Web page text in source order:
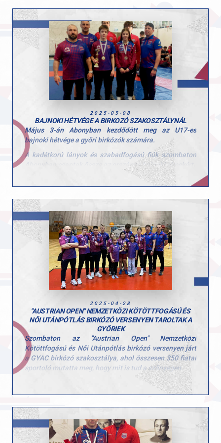
további eredményes felkészüléshez!
2025-05-08
BAJNOKI HÉTVÉGE A BIRKOZÓ SZAKOSZTÁLYNÁL
Május 3-án Abonyban kezdődött meg az U17-es
bajnoki hétvége a győri birkózók számára.
A kadétkorú lányok és szabadfogású fiúk szombaton
Abonyban csaptak össze az országos bajnoki címekért.
A Győri AC két U15-ös versenyzője, Kajdi Kornél és
Pusztai Kata remekül szerepeltek az U17-es Országos
Bajnokságon!
Kornél a szabadfogásúak 51kg- os súlycsoportjában
három győztes mérkőzéssel bajnoki címet nyert!
Kata a lányok 57kg- os mezőnyében a bronz érmet
szerezte meg!
Végh Zsombi (80kg) és Gasztonyi Andris (92kg) is
kitartóan küzdött, de most nem sikerült pontszerző
helyen végezniük.
edzőiknek!
2025-04-28
"AUSTRIAN OPEN" NEMZETKÖZI KÖTÖTTFOGÁSÚ ÉS
NŐI UTÁNPÓTLÁS BIRKÓZÓ VERSENYEN TAROLTAK A
GYŐRIEK
Szombaton az "Austrian Open" Nemzetközi
Kötöttfogású és Női Utánpótlás birkózó versenyen járt
a GYAC birkózó szakosztálya, ahol összesen 350 fiatal
sportoló mutatta meg, hogy mit is tud a szőnyegen.
Steinbrunn városában az alábbi szép eredmények
születtek, amire nagyon büszkék lehetünk:
Győri AC birkózóinak eredményei:
Aranyérmesek:
- 54 kg: Kata Pusztai